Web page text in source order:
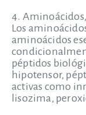
4.
Los
aminoácidos
péptidos
hipotensor,
activas como
lisozima,